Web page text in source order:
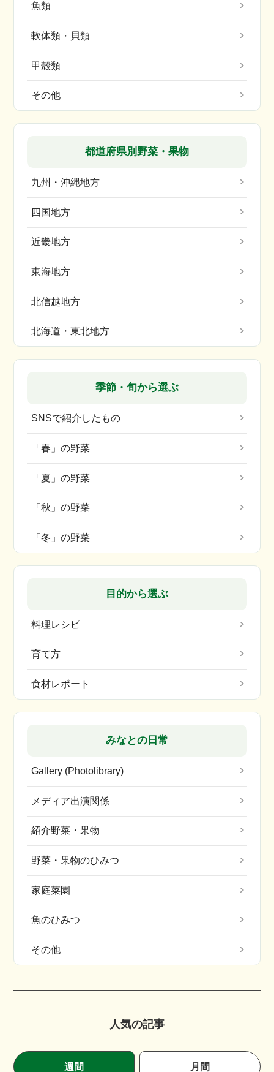
魚類
軟体類・貝類
甲殻類
その他
都道府県別野菜・果物
九州・沖縄地方
四国地方
近畿地方
東海地方
北信越地方
北海道・東北地方
季節・旬から選ぶ
SNSで紹介したもの
「春」の野菜
「夏」の野菜
「秋」の野菜
「冬」の野菜
目的から選ぶ
料理レシピ
育て方
食材レポート
みなとの日常
Gallery (Photolibrary)
メディア出演関係
紹介野菜・果物
野菜・果物のひみつ
家庭菜園
魚のひみつ
その他
人気の記事
週間 月間